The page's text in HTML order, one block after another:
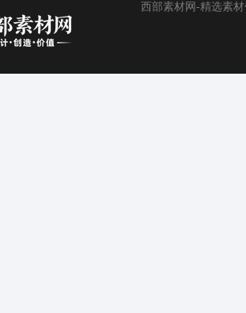
西部素材网-精选素